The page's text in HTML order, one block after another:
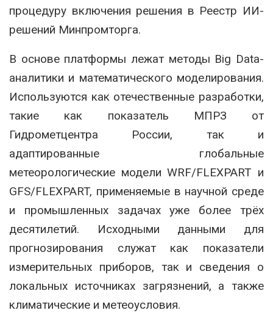
процедуру включения решения в Реестр ИИ-
решений Минпромторга.
В основе платформы лежат методы Big Data-
аналитики и математического моделирования.
Используются как отечественные разработки,
такие как показатель МПРЗ от
Гидрометцентра России, так и
адаптированные глобальные
метеорологические модели WRF/FLEXPART и
GFS/FLEXPART, применяемые в научной среде
и промышленных задачах уже более трёх
десятилетий. Исходными данными для
прогнозирования служат как показатели
измерительных приборов, так и сведения о
локальных источниках загрязнений, а также
климатические и метеоусловия.